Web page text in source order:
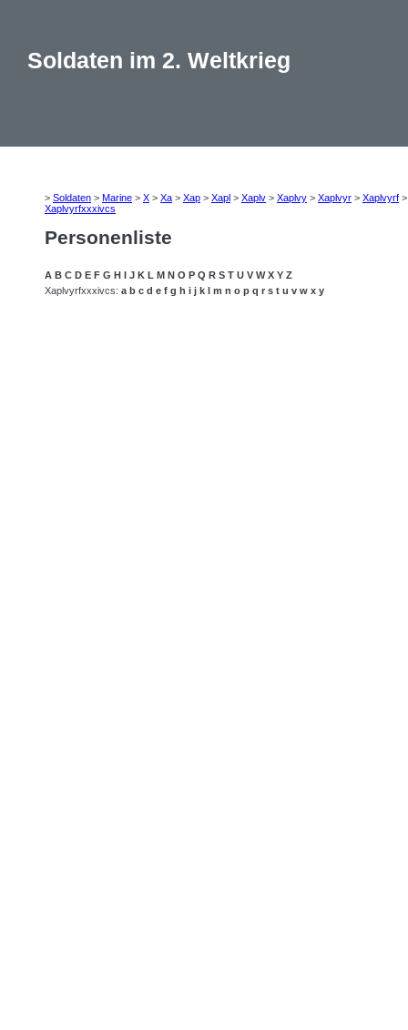
Soldaten im 2. Weltkrieg
> Soldaten > Marine > X > Xa > Xap > Xapl > Xaplv > Xaplvy > Xaplvyr > Xaplvyrf
Xaplvyrfxxxivcs
Personenliste
A B C D E F G H I J K L M N O P Q R S T U V W X Y Z
Xaplvyrfxxxivcs: a b c d e f g h i j k l m n o p q r s t u v w x y